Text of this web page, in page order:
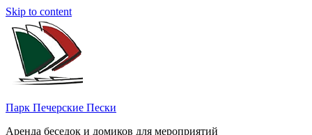
Skip to content
Парк Печерские Пески
Аренда беседок и домиков для мероприятий